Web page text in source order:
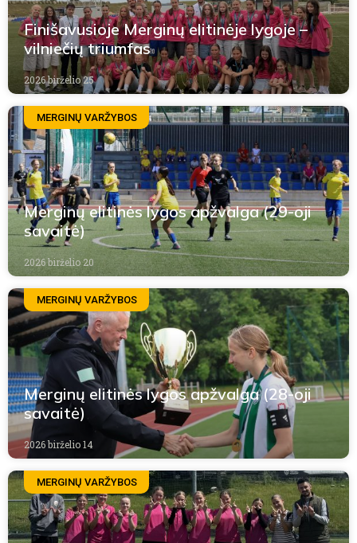
Finišavusioje Merginų elitinėje lygoje –
vilniečių triumfas
2026 birželio 25
MERGINŲ VARŽYBOS
Merginų elitinės lygos apžvalga (29-oji
savaitė)
2026 birželio 20
MERGINŲ VARŽYBOS
Merginų elitinės lygos apžvalga (28-oji
savaitė)
2026 birželio 14
MERGINŲ VARŽYBOS